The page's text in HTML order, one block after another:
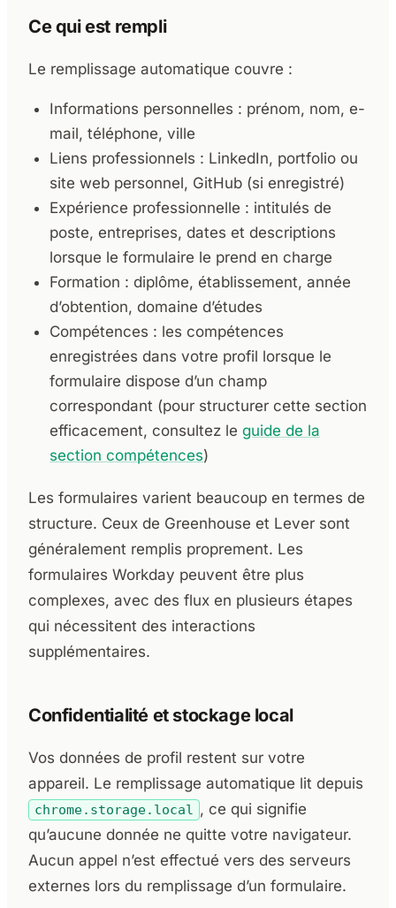
Ce qui est rempli
Le remplissage automatique couvre :
Informations personnelles : prénom, nom, e-
mail, téléphone, ville
Liens professionnels : LinkedIn, portfolio ou
site web personnel, GitHub (si enregistré)
Expérience professionnelle : intitulés de
poste, entreprises, dates et descriptions
lorsque le formulaire le prend en charge
Formation : diplôme, établissement, année
d’obtention, domaine d’études
Compétences : les compétences
enregistrées dans votre profil lorsque le
formulaire dispose d’un champ
correspondant (pour structurer cette section
efficacement, consultez le guide de la
section compétences)
Les formulaires varient beaucoup en termes de
structure. Ceux de Greenhouse et Lever sont
généralement remplis proprement. Les
formulaires Workday peuvent être plus
complexes, avec des flux en plusieurs étapes
qui nécessitent des interactions
supplémentaires.
Confidentialité et stockage local
Vos données de profil restent sur votre
appareil. Le remplissage automatique lit depuis
chrome.storage.local , ce qui signifie
qu’aucune donnée ne quitte votre navigateur.
Aucun appel n’est effectué vers des serveurs
externes lors du remplissage d’un formulaire.